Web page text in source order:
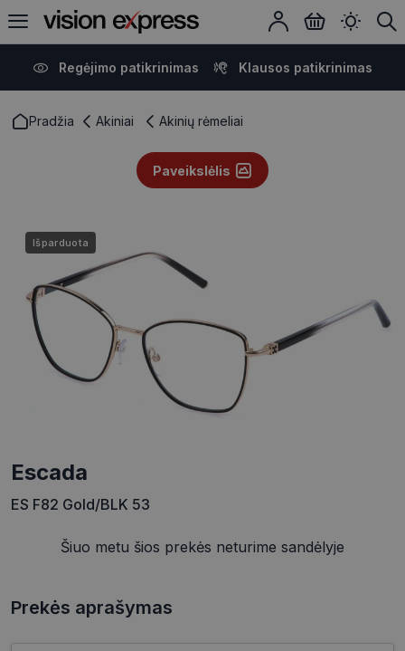
Regėjimo patikrinimas Klausos patikrinimas
Pradžia Akiniai Akinių rėmeliai
Paveikslėlis
Išparduota
Escada
ES F82 Gold/BLK 53
Šiuo metu šios prekės neturime sandėlyje
Prekės aprašymas